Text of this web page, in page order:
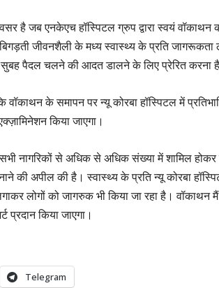
है जब एनकेएच हॉस्पिटल ग्रुप द्वारा स्वयं वॉकाथन
बिगड़ती जीवनशैली के मध्य स्वास्थ्य के प्रति
सुबह पैदल चलने की आदत डालने के लिए प्रेरित करना
वॉकाथन के समापन पर न्यू कोरबा हॉस्पिटल में
किया जाएगा।
नागरिकों से अधिक से अधिक संख्या में शामिल होकर
की अपील की है। स्वास्थ्य के प्रति न्यू कोरबा
लोगों को जागरुक भी किया जा रहा है।
प्रदान किया जाएगा।
Telegram